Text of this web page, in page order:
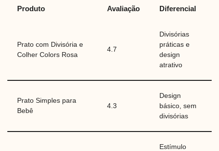
Produto Avaliação Diferencial
Prato com Divisória e
Colher Colors Rosa
4.7
Divisórias
práticas e
design
atrativo
Prato Simples para
Bebê
4.3
Design
básico, sem
divisórias
Estímulo